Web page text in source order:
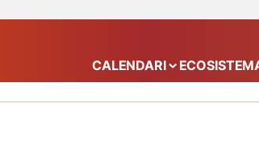
CALENDARI Mostra el